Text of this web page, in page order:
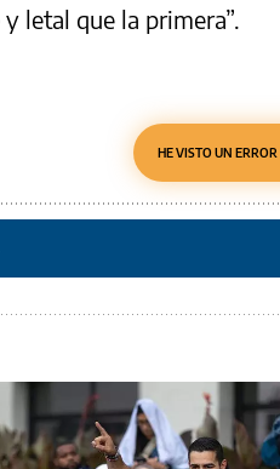
letal que la primera”.
HE VISTO UN ERROR